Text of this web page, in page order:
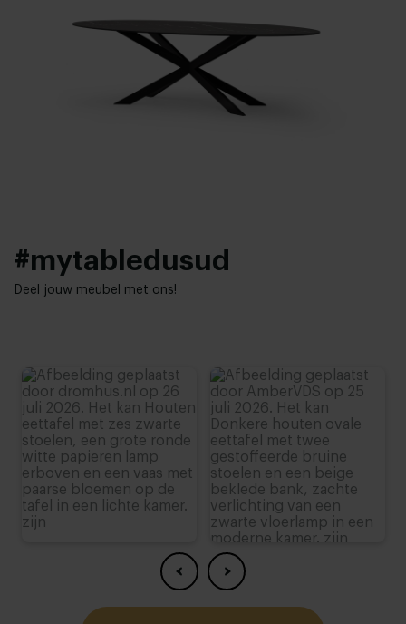
Onderstel afwerking:
Wit gepoedercoat
Zwart gepoedercoat
Breedte tafelblad:
#mytabledusud
Deel jouw meubel met ons!